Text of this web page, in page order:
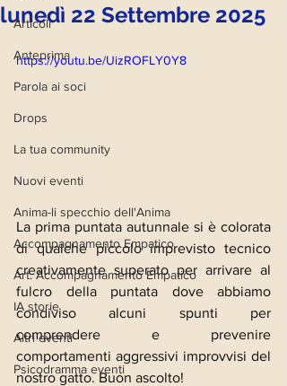
Articoli
Anteprima
Parola ai soci
Drops
La tua community
Nuovi eventi
Anima-li specchio dell'Anima
Accompagnamento Empatico
Art. Accompagnamento Empatico
IA storie
Altri eventi
Psicodramma eventi
lunedì 22 Settembre 2025
https://youtu.be/UizROFLY0Y8
La prima puntata autunnale si è colorata
di qualche piccolo imprevisto tecnico
creativamente superato per arrivare al
fulcro della puntata dove abbiamo
condiviso alcuni spunti per
comprendere e prevenire
comportamenti aggressivi improvvisi del
nostro gatto. Buon ascolto!